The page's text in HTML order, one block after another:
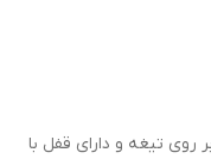
روی تیغه و دارای قفل با